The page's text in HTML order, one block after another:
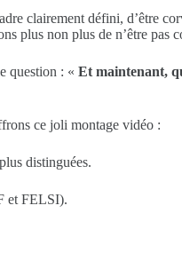
clairement défini, d’être
plus non plus de n’être pas
question : « Et maintenant,
ce joli montage vidéo :
distinguées.
et FELSI).